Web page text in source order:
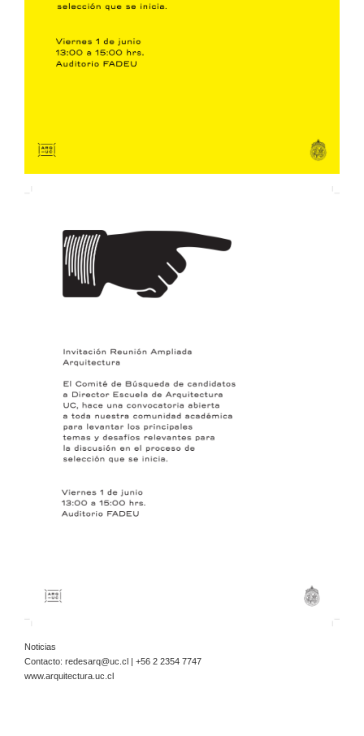
Noticias
Contacto: redesarq@uc.cl | +56 2 2354 7747
www.arquitectura.uc.cl